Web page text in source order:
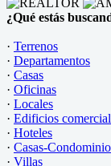
¿Qué estás
· Terrenos
· Departamentos
· Casas
· Oficinas
· Locales
· Edificios
· Hoteles
· Casas-Condominio
· Villas